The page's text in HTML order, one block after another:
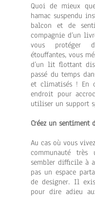
Quoi de mieux
hamac suspendu
balcon et de
compagnie d’un
vous protéger
étouffantes, vous
d’un lit flottant
passé du temps
et climatisés ! En
endroit pour
utiliser un support
Créez un sentiment
Au cas où vous
communauté
sembler difficile à
pas un espace
de designer. Il
pour dire adieu